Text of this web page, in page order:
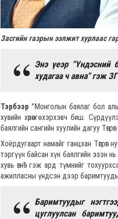
Засгийн газрын ээлжит хурлаас
Энэ үеэр "Үндэсний
худагаа ч авна" гэж
Тэрбээр"Монголын баялаг бол аль
хувийн хөрөнгө хэрхэвч биш.
баялгийн сангийн хуулийн дагуу
Хоёрдугаарт намайг ганцхан
тэргүүн байсан хүн баялгийн эзэн нь
хувь өгнө" гэж ард түмнийг
ажилласны үндсэн дээр
Баримтуудыг
цуглуулсан